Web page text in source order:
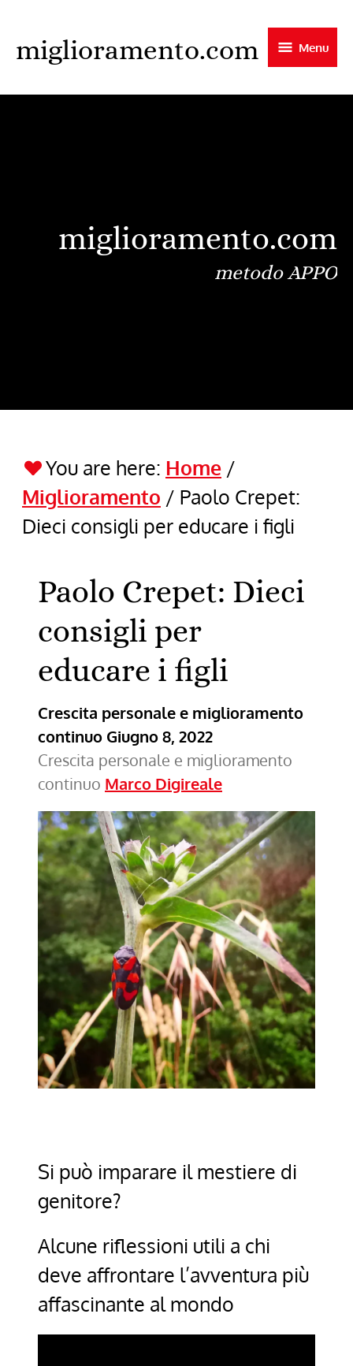
to
content
miglioramento.com Menu
miglioramento.com
metodo APPO
You are here: Home /
Miglioramento / Paolo Crepet:
Dieci consigli per educare i figli
Paolo Crepet: Dieci
consigli per
educare i figli
Crescita personale e miglioramento
continuo Giugno 8, 2022
Crescita personale e miglioramento
continuo Marco Digireale
Si può imparare il mestiere di
genitore?
Alcune riflessioni utili a chi
deve affrontare l’avventura più
affascinante al mondo